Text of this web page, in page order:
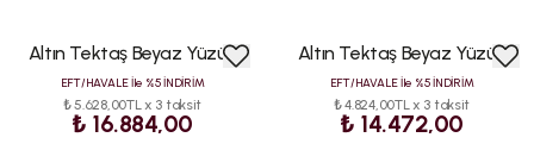
Altın Tektaş Beyaz Yüzük
EFT/HAVALE İle %5 İNDİRİM
₺ 5.628,00TL x 3 taksit
₺ 16.884,00
Altın Tektaş Beyaz Yüzük
EFT/HAVALE İle %5 İNDİRİM
₺ 4.824,00TL x 3 taksit
₺ 14.472,00